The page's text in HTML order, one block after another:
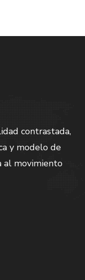
contrastada,
y modelo de
al movimiento